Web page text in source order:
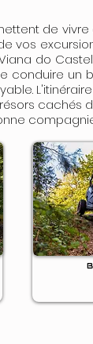
de
vos
do
conduire un
cachés